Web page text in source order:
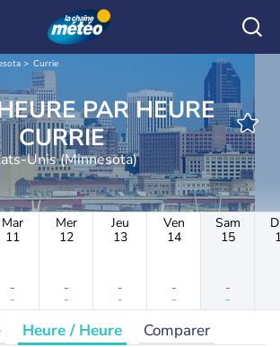
Currie
PAR HEURE
CURRIE
Unis (Minnesota)
Mar
11
-
-
Mer
12
-
-
Jeu
13
-
-
Ven
14
-
-
Sam
15
-
-
Heure / Heure Comparer